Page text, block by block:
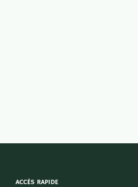
ACCÈS RAPIDE